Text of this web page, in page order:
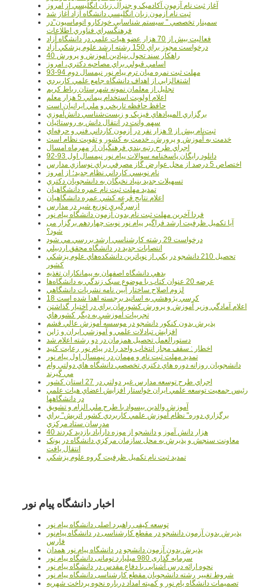
آغاز ثبت نام آزمون آکادميک و جنرال زبان انگليسي از امروز
ثبت نام آزمون زبان انگليسي دانشگاه آزاد آغاز شد
سمينار تخصصي " سيستم شناسايي خودکارو اتوماسيون"در
فرهنگسراي فناوري اطلاعات
فعاليت بيش از 70 هزار عضو هيات علمي در دانشگاه آزاد
درخواست مجوز براي 150 رشته ارشد علوم پزشکي آزاد
40 راهکار سند تحول بنيادين آموزش و پرورش
اسامي قبولي براي مصاحبه دکتري، امروز
مهلت ثبت نمره میان ترم پیام نور نیمسال دوم 94-93
اشتغالزايي از اهداف دانشگاه جامع علمي کاربردي
تجليل از معلمان نمونه شهرستان رباط کريم
اعلام اولويت استخدام پيماني 5 هزار معلم
حافظ حافظه تاريخي و ملي ايرانيان است
برگزاري المپيادهاي فيزيک و زيست‌شناسي دانش‌آموزي
سهم وانت در انتقال دانش به روستائيان
ثبت‌نام بيش از 9 هزار نفر در آزمون کارداني فني و حرفه‌اي
خدمت به آموزش و پرورش، خدمت به کشور و تقويت نظام است
اجراي طرح رتبه بندي فرهنگيان از مهرماه امسال
دانلود رایگان پاسخنامه سوالات پیام نور نیمسال اول 93-92
اختصاص 5 درصد از محل عوارض گاز مصرفي براي نوسازي مدارس
نام نويسي کارداني نظام جديد؛ از امروز
تسهيلات جديد بنياد نخبگان به دانشجويان دکتري
تمديد مهلت ثبت نام عمره دانشگاهيان
اعلام نتايج قرعه کشي عمره دانشگاهيان
ازسرگيري توزيع شير در مدارس
فردا آخرین مهلت ثبت نام بدون آزمون دانشگاه پیام نور
آیا تکمیل ظرفیت ارشد فراگیر پیام نور نوبت چهاردهم برگزار می
شود؟
درخواست 29 رشته کارشناسي ارشد بررسي مي شود
انتصابات جديد در دانشگاه محقق اردبيلي
تحصيل 210 دانشجو در يکي از نوپاترين دانشکده‌هاي علوم پزشکي
کشور
بدهي دانشگاه اصفهان به پيمانکاران تغذيه
عرضه 20 عنوان کتاب با موضوع سبک زندگي به دانشگاه‌ها
لزوم اصلاح ساختار آيين نامه نشريات دانشگاهي
18 کرسي پژوهشي به اساتيد برجسته اهدا شده است
اعلام آمادگي وزير آموزش و پرورش کشورمان براي در اختيار گذاشتن
تجربيات آموزشي به ديگر کشورهاي
پذيرش بدون کنکور دانشجو در موسسه آموزش عالي قشم
افزايش تبادلات علمي و آموزشي ايران و ژاپن
دستورالعمل تحصیل همزمان در دو رشته اعلام شد
اخطار : سقف مجاز انتخاب واحد را در پیام نور رعایت کنید
تمدید مهلت ثبت نام و مهمان در نیمسال اول پیام نور
دانشجويان روزانه دوره هاي دكتري تخصصي دانشگاه هاي دولتي وام
مي گيرند
اجراي طرح توسعه مدارس غير دولتي در 27 استان کشور
رئيس جمعيت توسعه علمي ايران خواستار افزايش اعضاي هيات علمي
در دانشگاهها
آموزش والدين بيسواد با طرح ملي الزام و تشويق
برگزاري دوره" نظام آموزش علمي كاربردي كشور اتريش" براي
مدرسان ستاد مرکزي
40 هزار دانش آموز و دانشجو از موزه دارآباد بازديد کردند
معاونت سنجش و پذيرش به محل سازمان مرکزي دانشگاه در پونک
انتقال يافت
تمديد ثبت نام تکميل ظرفيت گروه علوم پزشکي
اخبار دانشگاه پیام نور
توسعه کیفی راهبرد اصلی دانشگاه پیام نور
پذیرش بدون آزمون دانشجو در مقطع کارشناسی در دانشگاه پیام‌نور
فارس
پذیرش بدون آزمون دانشجو در دانشگاه پیام نور همدان
سرمایه گذاری 980 میلیارد تومانی دانشگاه پیام نور
نحوه ارائه درس آشنایی با دفاع مقدس در دانشگاه پیام نور
شروط تغییر رشته دانشجویان مقطع کارشناسی دانشگاه پیام نور
تصمیمات دانشگاه یام نور و کمیته امداد درباره نحوه پرداخت شهریه